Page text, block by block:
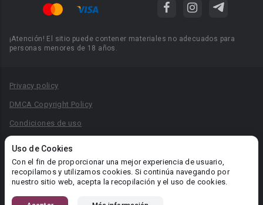
Uso de Cookies
Con el fin de proporcionar una mejor experiencia de usuario,
recopilamos y utilizamos cookies. Si continúa navegando por
nuestro sitio web, acepta la recopilación y el uso de cookies.
¡Atención! El sitio puede contener materiales no adecuados para
personas menores de 18 años.
Privacy policy
DMCA Copyright Policy
Condiciones de uso
Reglas para la publicación de libros
Área RR.PP.: pr@booknet.com